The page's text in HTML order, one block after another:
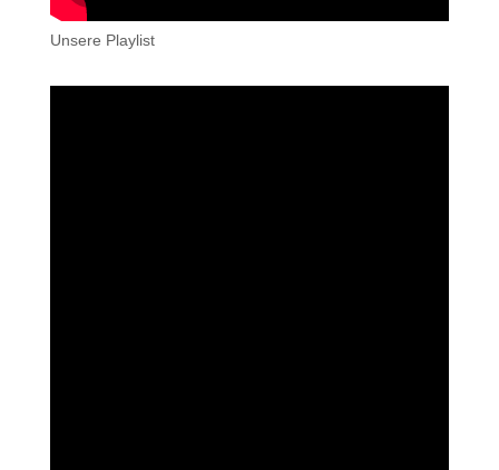
Unsere Playlist